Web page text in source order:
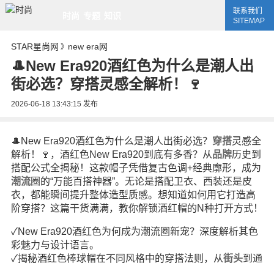
联系我们
SITEMAP
STAR星尚网 》 new era网
🎩New Era920酒红色为什么是潮人出
街必选？穿搭灵感全解析！🍷
2026-06-18 13:43:15 发布
🎩New Era920酒红色为什么是潮人出街必选？ 穿搭灵感全
解析！🍷，酒红色New Era920到底有多香？从品牌历史到
搭配公式全揭秘！这款帽子凭借复古色调+经典廓形，成为
潮流圈的“万能百搭神器”。无论是搭配卫衣、西装还是皮
衣，都能瞬间提升整体造型质感。想知道如何用它打造高
阶穿搭？这篇干货满满，教你解锁酒红帽的N种打开方式！
✓New Era920酒红色为何成为潮流圈新宠？深度解析其色
彩魅力与设计语言。
✓揭秘酒红色棒球帽在不同风格中的穿搭法则，从街头到通